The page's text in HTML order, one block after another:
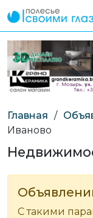
Главная /
Иваново
С такими